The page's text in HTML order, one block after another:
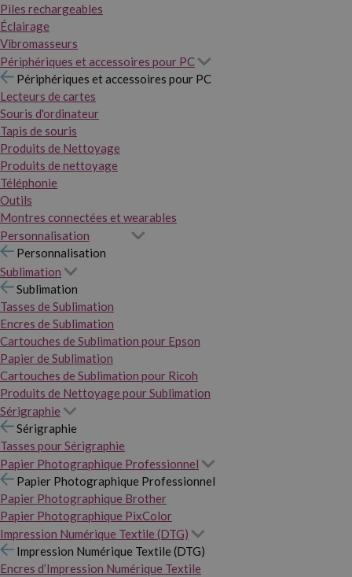
Piles rechargeables
Éclairage
Vibromasseurs
Périphériques et accessoires pour PC
Périphériques et accessoires pour PC
Lecteurs de cartes
Souris d'ordinateur
Tapis de souris
Produits de Nettoyage
Produits de nettoyage
Téléphonie
Outils
Montres connectées et wearables
Personnalisation
Personnalisation
Sublimation
Sublimation
Tasses de Sublimation
Encres de Sublimation
Cartouches de Sublimation pour Epson
Papier de Sublimation
Cartouches de Sublimation pour Ricoh
Produits de Nettoyage pour Sublimation
Sérigraphie
Sérigraphie
Tasses pour Sérigraphie
Papier Photographique Professionnel
Papier Photographique Professionnel
Papier Photographique Brother
Papier Photographique PixColor
Impression Numérique Textile (DTG)
Impression Numérique Textile (DTG)
Encres d’Impression Numérique Textile